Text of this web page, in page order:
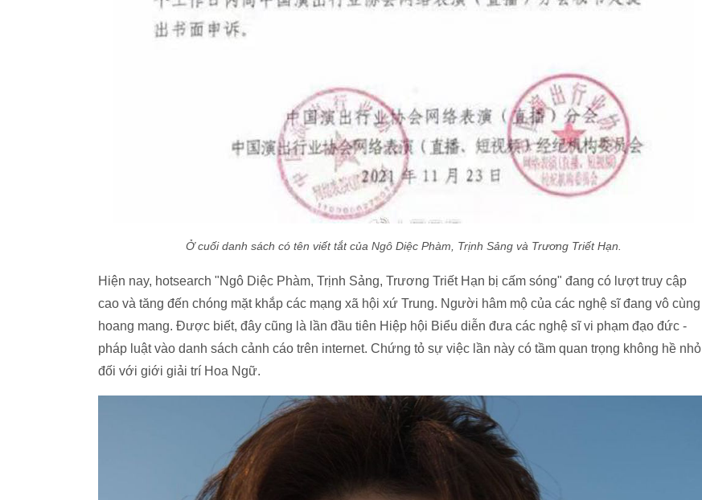
Ở cuối danh sách có tên viết tắt của Ngô Diệc Phàm, Trịnh Sảng và Trương Triết Hạn.
Hiện nay, hotsearch "Ngô Diệc Phàm, Trịnh Sảng, Trương Triết Hạn bị cấm sóng" đang có lượt truy cập
cao và tăng đến chóng mặt khắp các mạng xã hội xứ Trung. Người hâm mộ của các nghệ sĩ đang vô cùng
hoang mang. Được biết, đây cũng là lần đầu tiên Hiệp hội Biểu diễn đưa các nghệ sĩ vi phạm đạo đức -
pháp luật vào danh sách cảnh cáo trên internet. Chứng tỏ sự việc lần này có tầm quan trọng không hề nhỏ
đối với giới giải trí Hoa Ngữ.